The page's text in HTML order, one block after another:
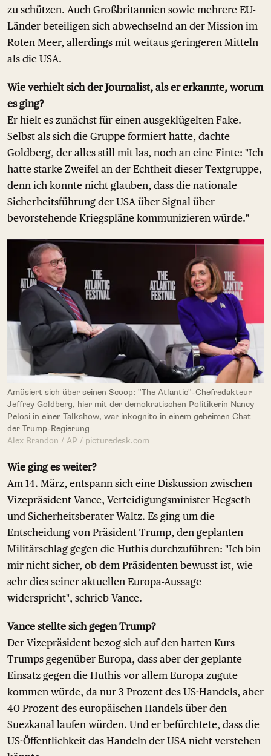
zu schützen. Auch Großbritannien sowie mehrere EU-
Länder beteiligen sich abwechselnd an der Mission im
Roten Meer, allerdings mit weitaus geringeren Mitteln
als die USA.
Wie verhielt sich der Journalist, als er erkannte, worum
es ging?
Er hielt es zunächst für einen ausgeklügelten Fake.
Selbst als sich die Gruppe formiert hatte, dachte
Goldberg, der alles still mit las, noch an eine Finte: "Ich
hatte starke Zweifel an der Echtheit dieser Textgruppe,
denn ich konnte nicht glauben, dass die nationale
Sicherheitsführung der USA über Signal über
bevorstehende Kriegspläne kommunizieren würde."
Amüsiert sich über seinen Scoop: "The Atlantic"-Chefredakteur
Jeffrey Goldberg, hier mit der demokratischen Politikerin Nancy
Pelosi in einer Talkshow, war inkognito in einem geheimen Chat
der Trump-Regierung
Alex Brandon / AP / picturedesk.com
Wie ging es weiter?
Am 14. März, entspann sich eine Diskussion zwischen
Vizepräsident Vance, Verteidigungsminister Hegseth
und Sicherheitsberater Waltz. Es ging um die
Entscheidung von Präsident Trump, den geplanten
Militärschlag gegen die Huthis durchzuführen: "Ich bin
mir nicht sicher, ob dem Präsidenten bewusst ist, wie
sehr dies seiner aktuellen Europa-Aussage
widerspricht", schrieb Vance.
Vance stellte sich gegen Trump?
Der Vizepräsident bezog sich auf den harten Kurs
Trumps gegenüber Europa, dass aber der geplante
Einsatz gegen die Huthis vor allem Europa zugute
kommen würde, da nur 3 Prozent des US-Handels, aber
40 Prozent des europäischen Handels über den
Suezkanal laufen würden. Und er befürchtete, dass die
US-Öffentlichkeit das Handeln der USA nicht verstehen